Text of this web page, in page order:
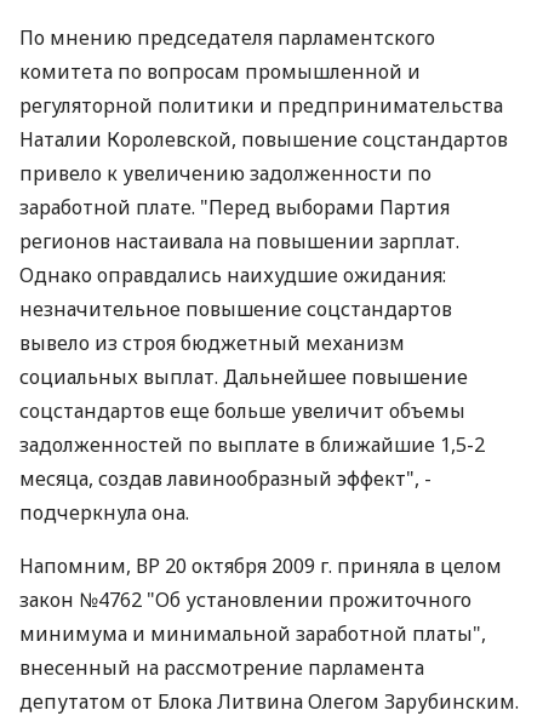
По мнению председателя парламентского
комитета по вопросам промышленной и
регуляторной политики и предпринимательства
Наталии Королевской, повышение соцстандартов
привело к увеличению задолженности по
заработной плате. "Перед выборами Партия
регионов настаивала на повышении зарплат.
Однако оправдались наихудшие ожидания:
незначительное повышение соцстандартов
вывело из строя бюджетный механизм
социальных выплат. Дальнейшее повышение
соцстандартов еще больше увеличит объемы
задолженностей по выплате в ближайшие 1,5-2
месяца, создав лавинообразный эффект", -
подчеркнула она.
Напомним, ВР 20 октября 2009 г. приняла в целом
закон №4762 "Об установлении прожиточного
минимума и минимальной заработной платы",
внесенный на рассмотрение парламента
депутатом от Блока Литвина Олегом Зарубинским.